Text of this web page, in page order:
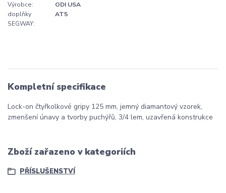
Výrobce:
ODI USA
doplňky
SEGWAY:
AT5
Kompletní specifikace
Lock-on čtyřkolkové gripy 125 mm, jemný diamantový vzorek,
zmenšení únavy a tvorby puchýřů, 3/4 lem, uzavřená konstrukce
Zboží zařazeno v kategoriích
PŘÍSLUŠENSTVÍ